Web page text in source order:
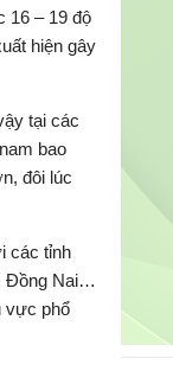
16 – 19 độ
hiện gây
tại các
bao
đôi lúc
các tỉnh
Đồng Nai…
vực phổ